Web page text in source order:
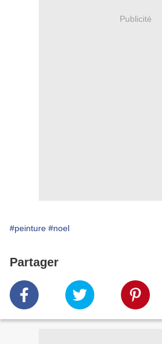
Publicité
#peinture #noel
Partager